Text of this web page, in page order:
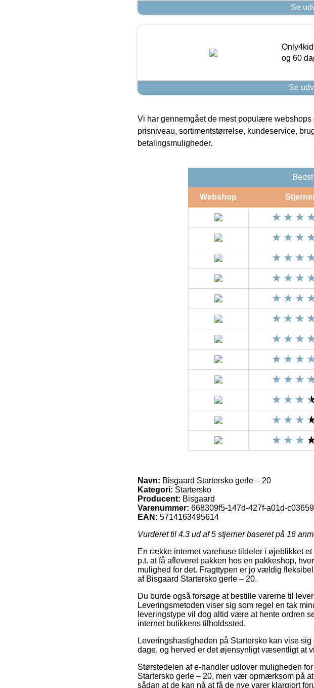
Se
og 60
Se
Vi har gennemgået de mest populære
prisniveau, sortimentstørrelse, kundeservice,
betalingsmuligheder.
Webshop
Navn: Bisgaard Startersko gerle – 20
Kategori: Startersko
Producent: Bisgaard
Varenummer: 668309f5-147d-427f-a01d-
EAN: 5714163495614
Vurderet til 4.3 ud af 5 stjerner baseret på 16
En række internet varehuse tildeler i øjeblikket
p.t. at få afleveret pakken hos en pakkeshop,
mulighed for det. Fragttypen er jo vældig
af Bisgaard Startersko gerle – 20.
Du burde også forsøge at bestille varerne til
Leveringsmetoden viser sig som regel en tak
leveringstype vil dog altid være at hente ordren
internet butikkens tilholdssted.
Leveringshastigheden på Startersko kan vise
dage, og herved er det øjensynligt væsentligt at
Størstedelen af e-handler udlover muligheden
Startersko gerle – 20, men vær opmærksom på
sådan at de kan nå at få de nye varer klargjort